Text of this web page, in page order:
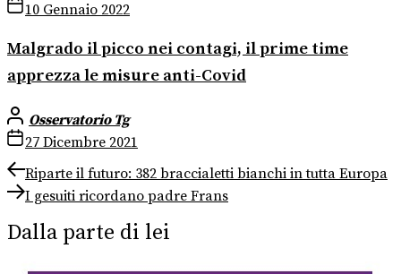
10 Gennaio 2022
Malgrado il picco nei contagi, il prime time
apprezza le misure anti-Covid
Osservatorio Tg
27 Dicembre 2021
Navigazione
articoli
Previous
post:
Riparte il futuro: 382 braccialetti bianchi in tutta Europa
Next
post:
I gesuiti ricordano padre Frans
Dalla parte di lei